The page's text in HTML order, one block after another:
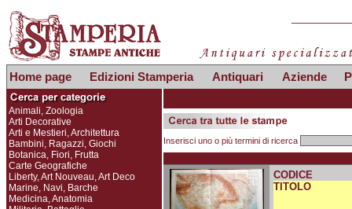
Home page Edizioni Stamperia Antiquari Aziende
Animali, Zoologia
Arti Decorative
Arti e Mestieri, Architettura
Bambini, Ragazzi, Giochi
Botanica, Fiori, Frutta
Carte Geografiche
Liberty, Art Nouveau, Art Deco
Marine, Navi, Barche
Medicina, Anatomia
Inserisci uno o più termini di ricerca
CODICE
TITOLO